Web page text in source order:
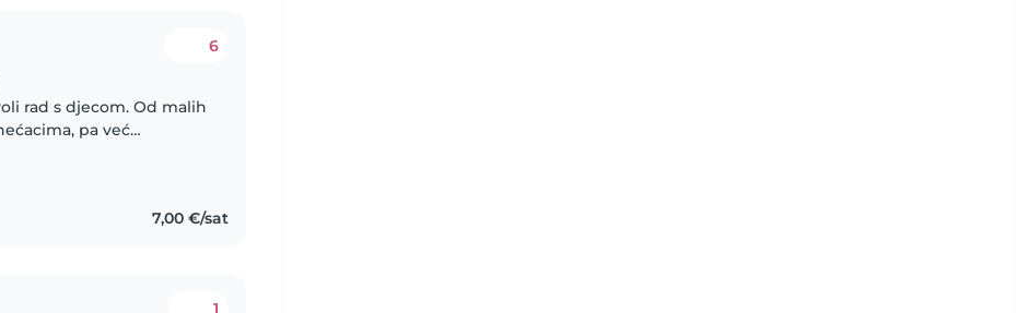
6
rad s djecom. Od malih
pa već
7,00 €/sat
1